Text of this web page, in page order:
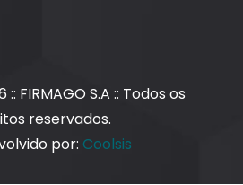
FIRMAGO S.A :: Todos os
reservados.
por: Coolsis